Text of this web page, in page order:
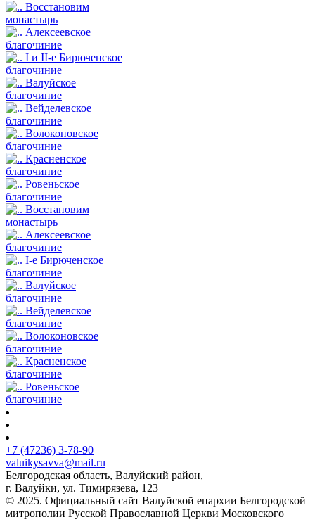
Восстановим
монастырь
Алексеевское
благочиние
I и II-е Бирюченское
благочиние
Валуйское
благочиние
Вейделевское
благочиние
Волоконовское
благочиние
Красненское
благочиние
Ровеньское
благочиние
Восстановим
монастырь
Алексеевское
благочиние
I-е Бирюченское
благочиние
Валуйское
благочиние
Вейделевское
благочиние
Волоконовское
благочиние
Красненское
благочиние
Ровеньское
благочиние
+7 (47236) 3-78-90
valuikysavva@mail.ru
Белгородская область, Валуйский район,
г. Валуйки, ул. Тимирязева, 123
© 2025. Официальный сайт Валуйской епархии Белгородской
митрополии Русской Православной Церкви Московского